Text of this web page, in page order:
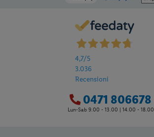
4,7/5
3.036
Recensioni
0471 806678
Lun-Sab 9.00 - 13.00 | 14.00 - 18.00